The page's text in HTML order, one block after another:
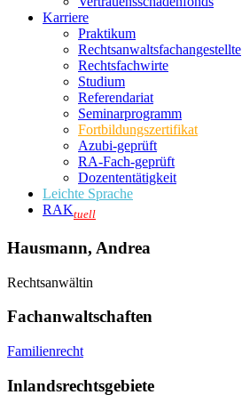
Karriere
Praktikum
Rechtsanwalts­fachangestellte
Rechtsfachwirte
Studium
Referendariat
Seminarprogramm
Fortbildungszertifikat
Azubi-geprüft
RA-Fach-geprüft
Dozententätigkeit
Leichte Sprache
RAKtuell
Hausmann, Andrea
Rechtsanwältin
Fachanwaltschaften
Familienrecht
Inlandsrechtsgebiete